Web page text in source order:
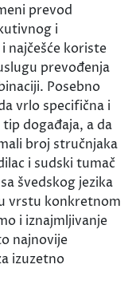
prevod
i
najčešće koriste
prevođenja
Posebno
vrlo specifična i
događaja, a da
broj stručnjaka
i sudski tumač
švedskog jezika
vrstu konkretnom
i iznajmljivanje
najnovije
izuzetno